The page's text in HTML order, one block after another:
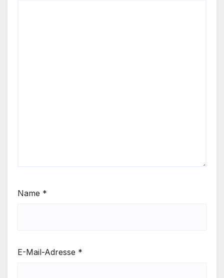
Name *
E-Mail-Adresse *